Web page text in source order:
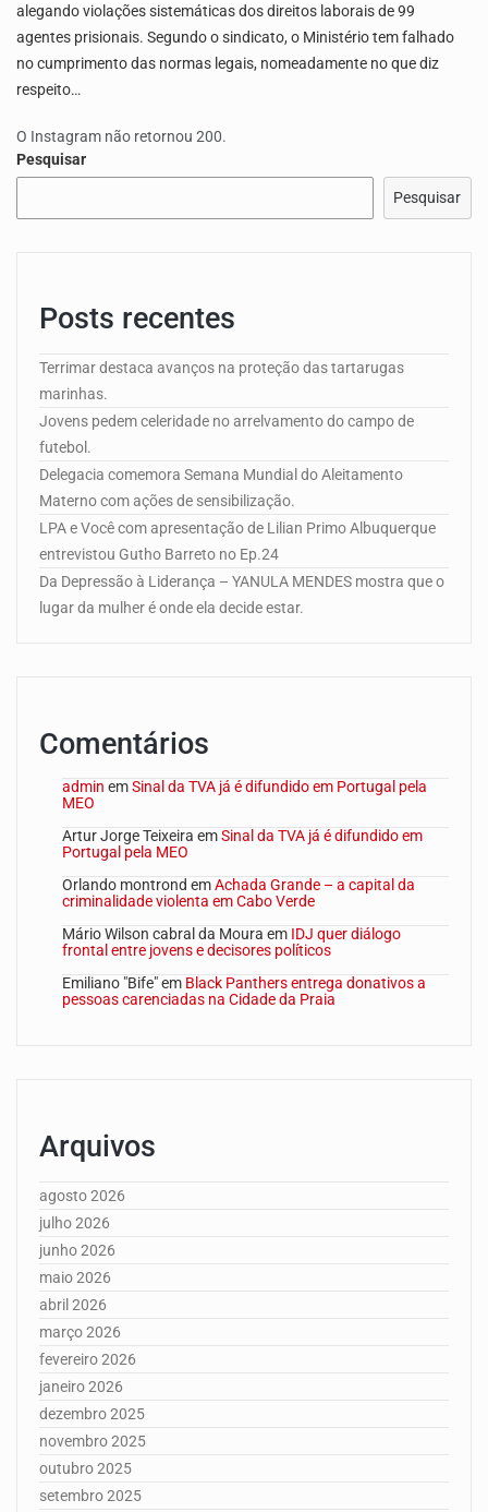
alegando violações sistemáticas dos direitos laborais de 99
agentes prisionais. Segundo o sindicato, o Ministério tem falhado
no cumprimento das normas legais, nomeadamente no que diz
respeito…
O Instagram não retornou 200.
Pesquisar
Pesquisar
Posts recentes
Terrimar destaca avanços na proteção das tartarugas
marinhas.
Jovens pedem celeridade no arrelvamento do campo de
futebol.
Delegacia comemora Semana Mundial do Aleitamento
Materno com ações de sensibilização.
LPA e Você com apresentação de Lilian Primo Albuquerque
entrevistou Gutho Barreto no Ep.24
Da Depressão à Liderança – YANULA MENDES mostra que o
lugar da mulher é onde ela decide estar.
Comentários
admin emSinal da TVA já é difundido em Portugal pela
MEO
Artur Jorge Teixeira emSinal da TVA já é difundido em
Portugal pela MEO
Orlando montrond emAchada Grande – a capital da
criminalidade violenta em Cabo Verde
Mário Wilson cabral da Moura em IDJ quer diálogo
frontal entre jovens e decisores políticos
Emiliano "Bife"em Black Panthers entrega donativos a
pessoas carenciadas na Cidade da Praia
Arquivos
agosto 2026
julho 2026
junho 2026
maio 2026
abril 2026
março 2026
fevereiro 2026
janeiro 2026
dezembro 2025
novembro 2025
outubro 2025
setembro 2025